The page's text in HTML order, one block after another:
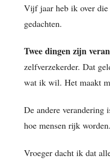
Vijf jaar heb ik over die
gedachten.
Twee dingen zijn
zelfverzekerder. Dat
wat ik wil. Het maakt
De andere verandering
hoe mensen rijk worden.
Vroeger dacht ik dat